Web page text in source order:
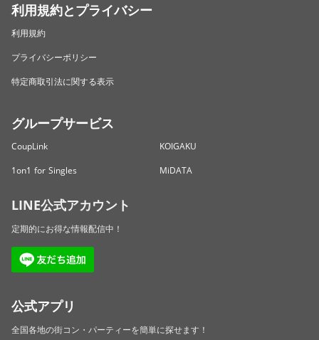
利用規約とプライバシー
利用規約
プライバシーポリシー
特定商取引法に関する表示
グループサービス
CoupLink
KOIGAKU
1on1 for Singles
MiDATA
LINE公式アカウント
定期的にお得な情報配信中！
公式アプリ
全国各地の街コン・パーティーを簡単に探せます！